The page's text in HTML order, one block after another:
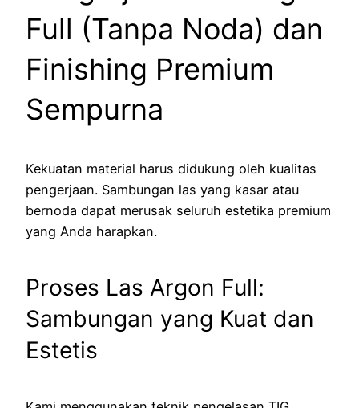
Full (Tanpa Noda) dan
Finishing Premium
Sempurna
Kekuatan material harus didukung oleh kualitas
pengerjaan. Sambungan las yang kasar atau
bernoda dapat merusak seluruh estetika premium
yang Anda harapkan.
Proses Las Argon Full:
Sambungan yang Kuat dan
Estetis